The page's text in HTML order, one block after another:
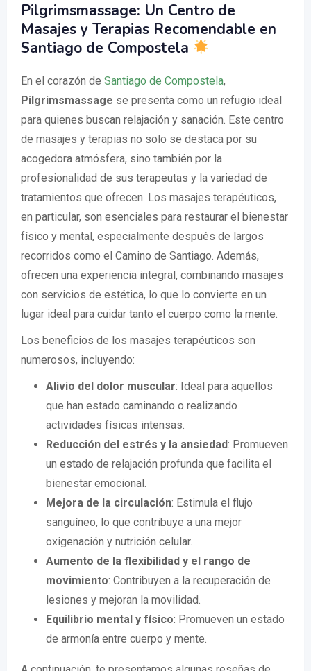
Pilgrimsmassage: Un Centro de
Masajes y Terapias Recomendable en
Santiago de Compostela
En el corazón de Santiago de Compostela,
Pilgrimsmassage se presenta como un refugio ideal
para quienes buscan relajación y sanación. Este centro
de masajes y terapias no solo se destaca por su
acogedora atmósfera, sino también por la
profesionalidad de sus terapeutas y la variedad de
tratamientos que ofrecen. Los masajes terapéuticos,
en particular, son esenciales para restaurar el bienestar
físico y mental, especialmente después de largos
recorridos como el Camino de Santiago. Además,
ofrecen una experiencia integral, combinando masajes
con servicios de estética, lo que lo convierte en un
lugar ideal para cuidar tanto el cuerpo como la mente.
Los beneficios de los masajes terapéuticos son
numerosos, incluyendo:
Alivio del dolor muscular: Ideal para aquellos
que han estado caminando o realizando
actividades físicas intensas.
Reducción del estrés y la ansiedad: Promueven
un estado de relajación profunda que facilita el
bienestar emocional.
Mejora de la circulación: Estimula el flujo
sanguíneo, lo que contribuye a una mejor
oxigenación y nutrición celular.
Aumento de la flexibilidad y el rango de
movimiento: Contribuyen a la recuperación de
lesiones y mejoran la movilidad.
Equilibrio mental y físico: Promueven un estado
de armonía entre cuerpo y mente.